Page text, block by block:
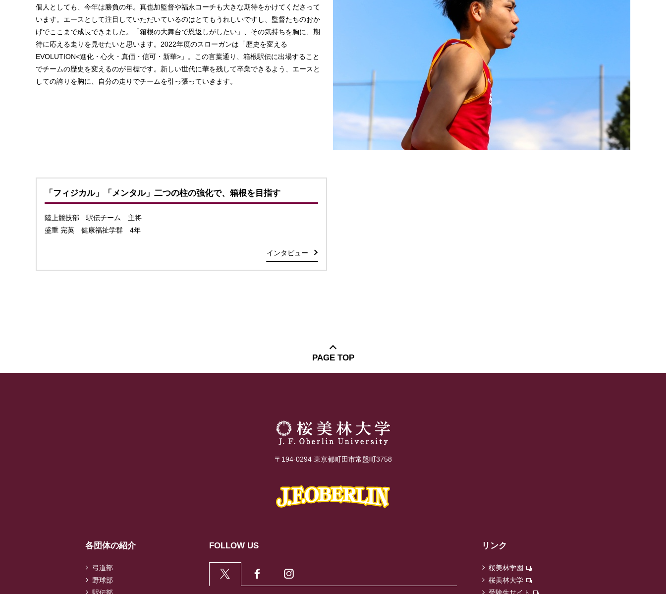
個人としても、今年は勝負の年。真也加監督や福永コーチも大きな期待をかけてくださって
います。エースとして注目していただいているのはとてもうれしいですし、監督たちのおか
げでここまで成長できました。「箱根の大舞台で恩返しがしたい」、その気持ちを胸に、期
待に応える走りを見せたいと思います。2022年度のスローガンは「歴史を変える
EVOLUTION<進化・心火・真価・信可・新華>」。この言葉通り、箱根駅伝に出場すること
でチームの歴史を変えるのが目標です。新しい世代に華を残して卒業できるよう、エースと
しての誇りを胸に、自分の走りでチームを引っ張っていきます。
「フィジカル」「メンタル」二つの柱の強化で、箱根を目指す
陸上競技部 駅伝チーム 主将
盛重 完英 健康福祉学群 4年
インタビュー
PAGE TOP
〒194-0294 東京都町田市常盤町3758
各団体の紹介
弓道部
野球部
駅伝部
FOLLOW US リンク
桜美林学園
桜美林大学
受験生サイト